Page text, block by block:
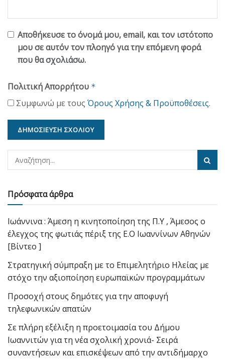
Αποθήκευσε το όνομά μου, email, και τον ιστότοπο
μου σε αυτόν τον πλοηγό για την επόμενη φορά
που θα σχολιάσω.
Πολιτική Απορρήτου *
Συμφωνώ με τους Όρους Χρήσης & Προϋποθέσεις.
Πρόσφατα άρθρα
Ιωάννινα : Άμεση η κινητοποίηση της Π.Υ , Άμεσος ο
έλεγχος της φωτιάς πέριξ της Ε.Ο Ιωαννίνων Αθηνών
[Βίντεο ]
Στρατηγική σύμπραξη με το Επιμελητήριο Ηλείας με
στόχο την αξιοποίηση ευρωπαϊκών προγραμμάτων
Προσοχή στους δημότες για την αποφυγή
τηλεφωνικών απατών
Σε πλήρη εξέλιξη η προετοιμασία του Δήμου
Ιωαννιτών για τη νέα σχολική χρονιά- Σειρά
συναντήσεων και επισκέψεων από την αντιδήμαρχο